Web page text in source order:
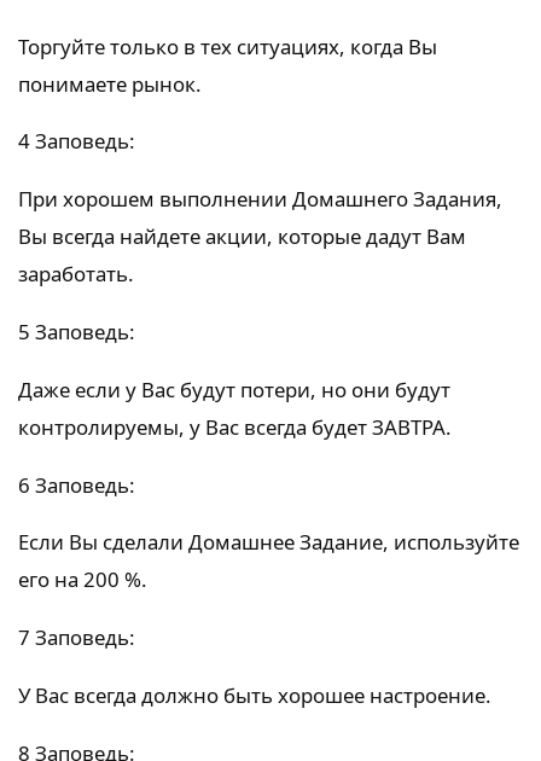
Торгуйте только в тех ситуациях, когда Вы
понимаете рынок.
4 Заповедь:
При хорошем выполнении Домашнего Задания,
Вы всегда найдете акции, которые дадут Вам
заработать.
5 Заповедь:
Даже если у Вас будут потери, но они будут
контролируемы, у Вас всегда будет ЗАВТРА.
6 Заповедь:
Если Вы сделали Домашнее Задание, используйте
его на 200 %.
7 Заповедь:
У Вас всегда должно быть хорошее настроение.
8 Заповедь: